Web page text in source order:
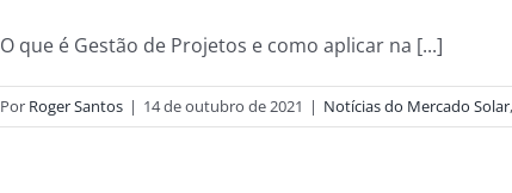
O que é Gestão de Projetos e como aplicar na [...]
Por Roger Santos | 14 de outubro de 2021 | Notícias do Mercado Solar,